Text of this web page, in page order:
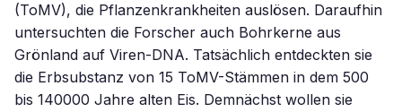
(ToMV), die Pflanzenkrankheiten auslösen. Daraufhin
untersuchten die Forscher auch Bohrkerne aus
Grönland auf Viren-DNA. Tatsächlich entdeckten sie
die Erbsubstanz von 15 ToMV-Stämmen in dem 500
bis 140000 Jahre alten Eis. Demnächst wollen sie